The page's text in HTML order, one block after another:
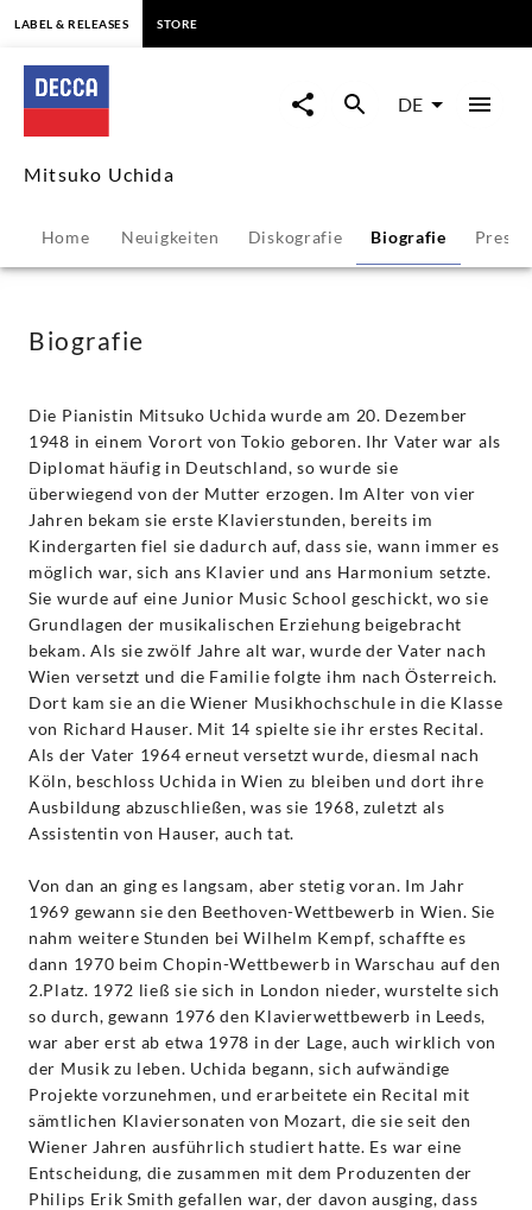
Mitsuko
Uchida
Biografie
|
Decca
LABEL & RELEASES STORE
DE
Mitsuko Uchida
Home Neuigkeiten Diskografie Biografie
Biografie
Die Pianistin Mitsuko Uchida wurde am 20. Dezember
1948 in einem Vorort von Tokio geboren. Ihr Vater war als
Diplomat häufig in Deutschland, so wurde sie
überwiegend von der Mutter erzogen. Im Alter von vier
Jahren bekam sie erste Klavierstunden, bereits im
Kindergarten fiel sie dadurch auf, dass sie, wann immer es
möglich war, sich ans Klavier und ans Harmonium setzte.
Sie wurde auf eine Junior Music School geschickt, wo sie
Grundlagen der musikalischen Erziehung beigebracht
bekam. Als sie zwölf Jahre alt war, wurde der Vater nach
Wien versetzt und die Familie folgte ihm nach Österreich.
Dort kam sie an die Wiener Musikhochschule in die Klasse
von Richard Hauser. Mit 14 spielte sie ihr erstes Recital.
Als der Vater 1964 erneut versetzt wurde, diesmal nach
Köln, beschloss Uchida in Wien zu bleiben und dort ihre
Ausbildung abzuschließen, was sie 1968, zuletzt als
Assistentin von Hauser, auch tat.
Von dan an ging es langsam, aber stetig voran. Im Jahr
1969 gewann sie den Beethoven-Wettbewerb in Wien. Sie
nahm weitere Stunden bei Wilhelm Kempf, schaffte es
dann 1970 beim Chopin-Wettbewerb in Warschau auf den
2.Platz. 1972 ließ sie sich in London nieder, wurstelte sich
so durch, gewann 1976 den Klavierwettbewerb in Leeds,
war aber erst ab etwa 1978 in der Lage, auch wirklich von
der Musik zu leben. Uchida begann, sich aufwändige
Projekte vorzunehmen, und erarbeitete ein Recital mit
sämtlichen Klaviersonaten von Mozart, die sie seit den
Wiener Jahren ausführlich studiert hatte. Es war eine
Entscheidung, die zusammen mit dem Produzenten der
Philips Erik Smith gefallen war, der davon ausging, dass